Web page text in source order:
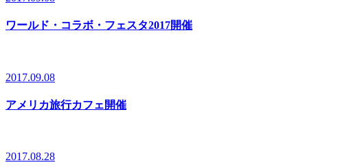
ワールド・コラボ・フェスタ2017開催
2017.09.08
アメリカ旅行カフェ開催
2017.08.28